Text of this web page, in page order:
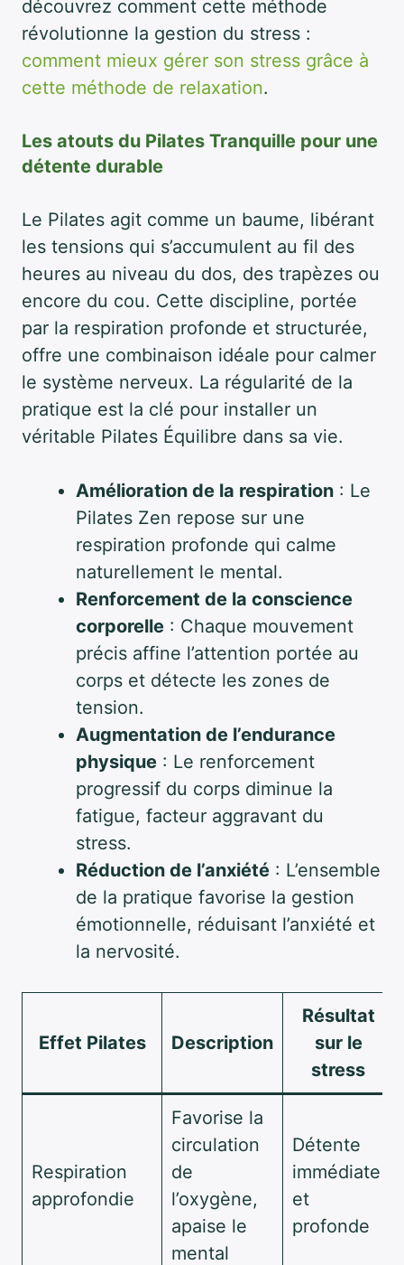
découvrez comment cette méthode
révolutionne la gestion du stress :
comment mieux gérer son stress grâce à
cette méthode de relaxation.
Les atouts du Pilates Tranquille pour une
détente durable
Le Pilates agit comme un baume, libérant
les tensions qui s’accumulent au fil des
heures au niveau du dos, des trapèzes ou
encore du cou. Cette discipline, portée
par la respiration profonde et structurée,
offre une combinaison idéale pour calmer
le système nerveux. La régularité de la
pratique est la clé pour installer un
véritable Pilates Équilibre dans sa vie.
Amélioration de la respiration : Le
Pilates Zen repose sur une
respiration profonde qui calme
naturellement le mental.
Renforcement de la conscience
corporelle : Chaque mouvement
précis affine l’attention portée au
corps et détecte les zones de
tension.
Augmentation de l’endurance
physique : Le renforcement
progressif du corps diminue la
fatigue, facteur aggravant du
stress.
Réduction de l’anxiété : L’ensemble
de la pratique favorise la gestion
émotionnelle, réduisant l’anxiété et
la nervosité.
Effet Pilates Description
Résultat
sur le
stress
Respiration
approfondie
Favorise la
circulation
de
l’oxygène,
apaise le
mental
Détente
immédiate
et
profonde